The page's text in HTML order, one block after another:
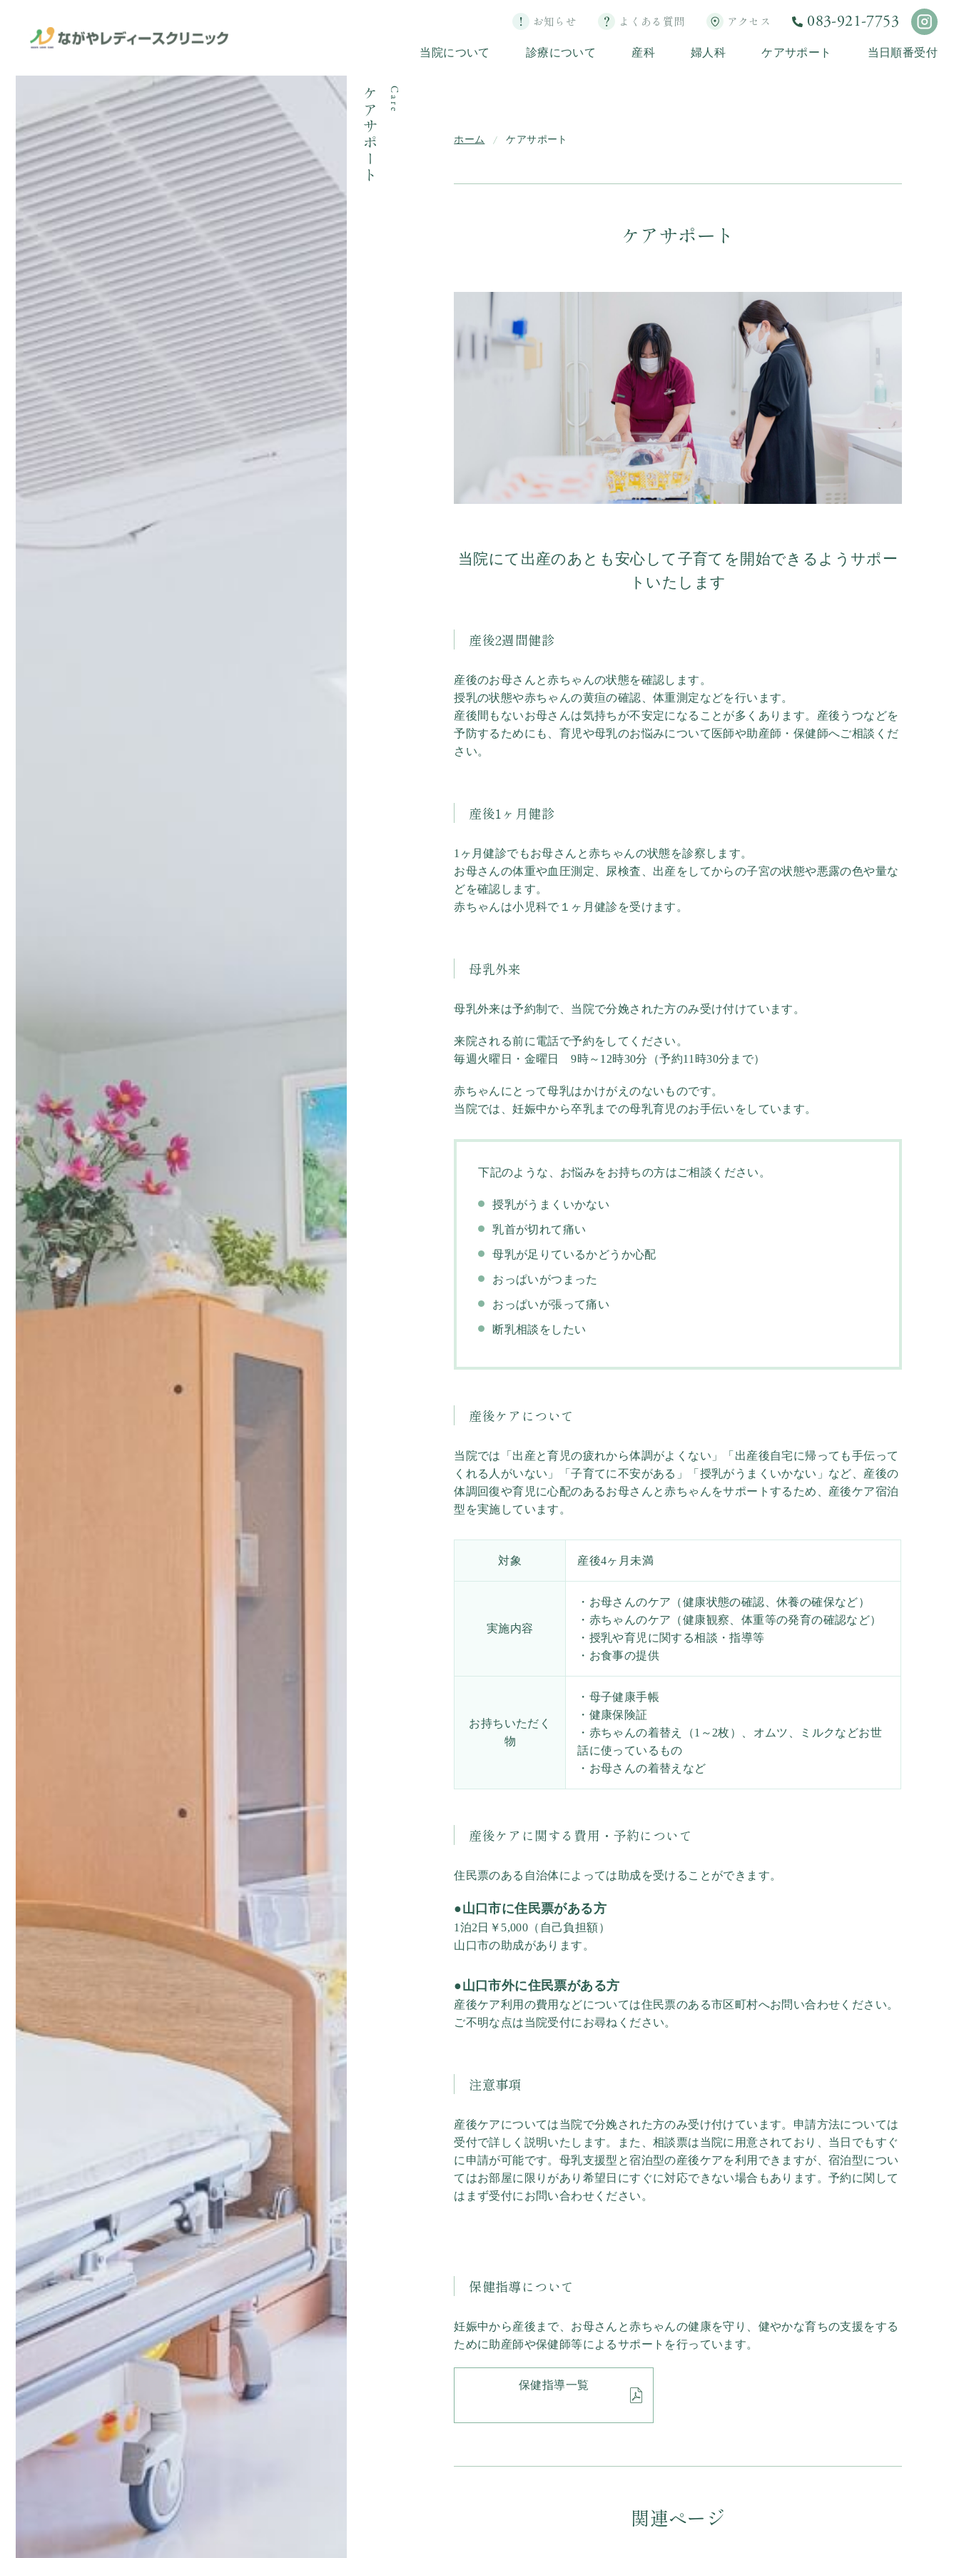
お知らせ よくある質問 アクセス 083-921-7753
当院について 診療について 産科 婦人科 ケアサポート 当日順番受付
Care
ケアサポート ホーム ケアサポート
ケアサポート
当院にて出産のあとも安心して子育てを開始できるようサポー
トいたします
産後2週間健診
産後のお母さんと赤ちゃんの状態を確認します。
授乳の状態や赤ちゃんの黄疸の確認、体重測定などを行います。
産後間もないお母さんは気持ちが不安定になることが多くあります。産後うつなどを
予防するためにも、育児や母乳のお悩みについて医師や助産師・保健師へご相談くだ
さい。
産後1ヶ月健診
1ヶ月健診でもお母さんと赤ちゃんの状態を診察します。
お母さんの体重や血圧測定、尿検査、出産をしてからの子宮の状態や悪露の色や量な
どを確認します。
赤ちゃんは小児科で１ヶ月健診を受けます。
母乳外来
母乳外来は予約制で、当院で分娩された方のみ受け付けています。
来院される前に電話で予約をしてください。
毎週火曜日・金曜日 9時～12時30分（予約11時30分まで）
赤ちゃんにとって母乳はかけがえのないものです。
当院では、妊娠中から卒乳までの母乳育児のお手伝いをしています。
下記のような、お悩みをお持ちの方はご相談ください。
授乳がうまくいかない
乳首が切れて痛い
母乳が足りているかどうか心配
おっぱいがつまった
おっぱいが張って痛い
断乳相談をしたい
産後ケアについて
当院では「出産と育児の疲れから体調がよくない」「出産後自宅に帰っても手伝って
くれる人がいない」「子育てに不安がある」「授乳がうまくいかない」など、産後の
体調回復や育児に心配のあるお母さんと赤ちゃんをサポートするため、産後ケア宿泊
型を実施しています。
対象 産後4ヶ月未満
実施内容
・お母さんのケア（健康状態の確認、休養の確保など）
・赤ちゃんのケア（健康観察、体重等の発育の確認など）
・授乳や育児に関する相談・指導等
・お食事の提供
お持ちいただく
物
・母子健康手帳
・健康保険証
・赤ちゃんの着替え（1～2枚）、オムツ、ミルクなどお世
話に使っているもの
・お母さんの着替えなど
産後ケアに関する費用・予約について
住民票のある自治体によっては助成を受けることができます。
●山口市に住民票がある方
1泊2日￥5,000（自己負担額）
山口市の助成があります。
●山口市外に住民票がある方
産後ケア利用の費用などについては住民票のある市区町村へお問い合わせください。
ご不明な点は当院受付にお尋ねください。
注意事項
産後ケアについては当院で分娩された方のみ受け付けています。申請方法については
受付で詳しく説明いたします。また、相談票は当院に用意されており、当日でもすぐ
に申請が可能です。母乳支援型と宿泊型の産後ケアを利用できますが、宿泊型につい
てはお部屋に限りがあり希望日にすぐに対応できない場合もあります。予約に関して
はまず受付にお問い合わせください。
保健指導について
妊娠中から産後まで、お母さんと赤ちゃんの健康を守り、健やかな育ちの支援をする
ために助産師や保健師等によるサポートを行っています。
保健指導一覧
関連ページ